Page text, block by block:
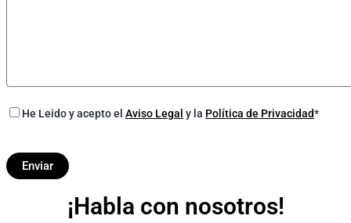
He Leido y acepto el Aviso Legal y la Política de Privacidad*
¡Habla con nosotros!